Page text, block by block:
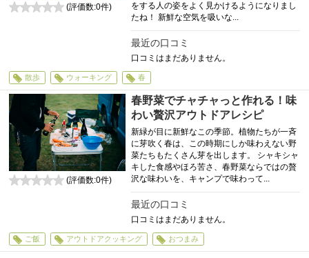
をする人の姿をよく見かけるようになりまし
たね！ 新鮮な空気を吸いな...
最近の口コミ
口コミはまだありません。
(評価数:0件)
散歩 ウォーキング 春
春野菜でチャチャっと作れる！味
わい贅沢アウトドアレシピ
新緑が目に新鮮なこの季節。植物たちが一斉
に芽吹く春は、この時期にしか味わえない野
菜たちもたくさん芽を出します。 シャキシャ
キした食感やほろ苦さ、春野菜ならではの贅
沢な味わいを、キャンプで味わって...
最近の口コミ
口コミはまだありません。
(評価数:0件)
ご飯 アウトドアクッキング おつまみ